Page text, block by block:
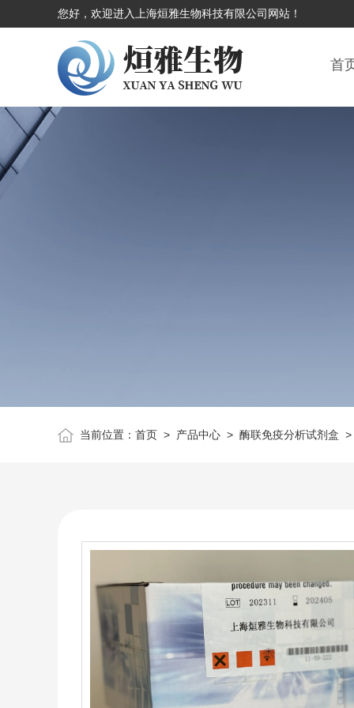
您好，欢迎进入上海烜雅生物科技有限公司网站！
首
当前位置： 首页> 产品中心> 酶联免疫分析试剂盒